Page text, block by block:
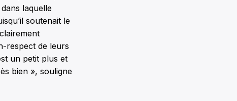
laquelle
soutenait le
respect de leurs
un petit plus et
bien », souligne